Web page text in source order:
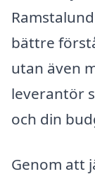
bättre
utan även
leverantör
och din
Genom att